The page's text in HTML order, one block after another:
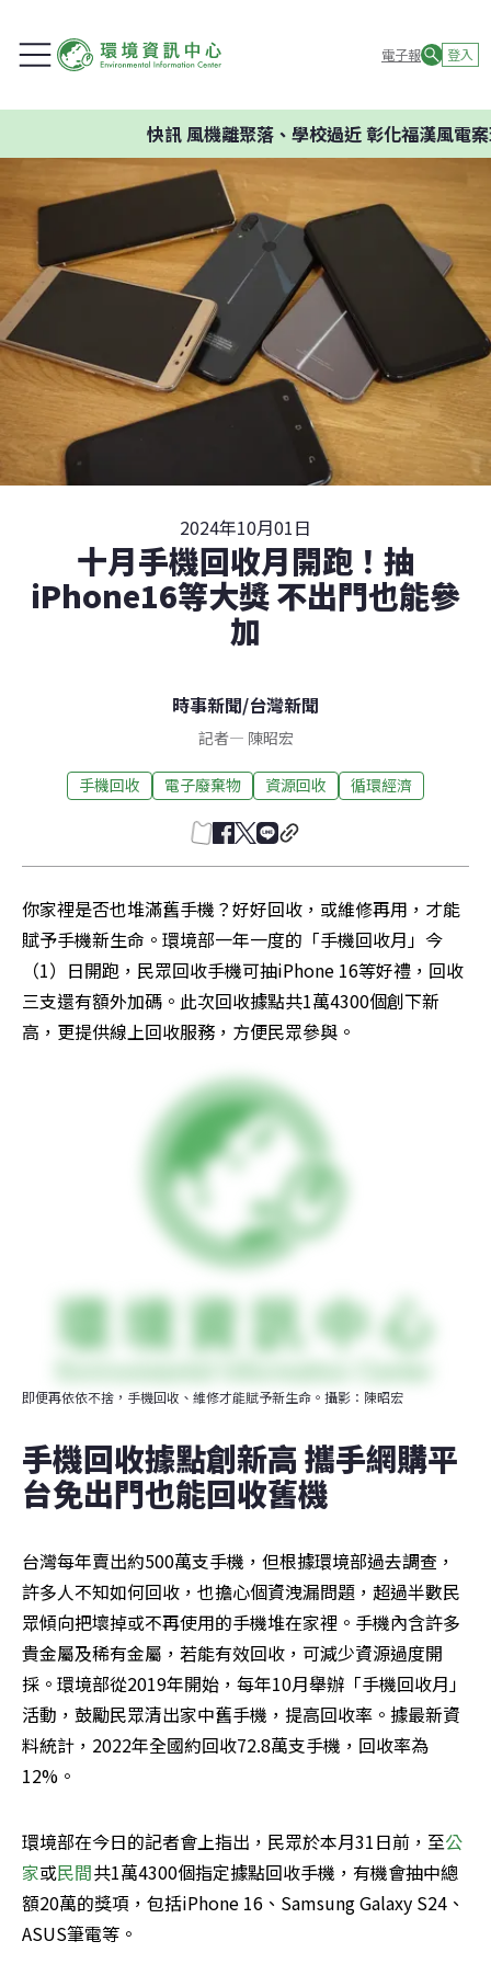
電子報 登入
風機離聚落、學校過近 彰化福漢風電案環
2024年10月01日
十月手機回收月開跑！抽
iPhone16等大獎 不出門也能參
加
時事新聞/台灣新聞
記者— 陳昭宏
手機回收 電子廢棄物 資源回收 循環經濟
你家裡是否也堆滿舊手機？好好回收，或維修再用，才能
賦予手機新生命。環境部一年一度的「手機回收月」今
（1）日開跑，民眾回收手機可抽iPhone 16等好禮，回收
三支還有額外加碼。此次回收據點共1萬4300個創下新
高，更提供線上回收服務，方便民眾參與。
即便再依依不捨，手機回收、維修才能賦予新生命。攝影：陳昭宏
手機回收據點創新高 攜手網購平
台免出門也能回收舊機
台灣每年賣出約500萬支手機，但根據環境部過去調查，
許多人不知如何回收，也擔心個資洩漏問題，超過半數民
眾傾向把壞掉或不再使用的手機堆在家裡。手機內含許多
貴金屬及稀有金屬，若能有效回收，可減少資源過度開
採。環境部從2019年開始，每年10月舉辦「手機回收月」
活動，鼓勵民眾清出家中舊手機，提高回收率。據最新資
料統計，2022年全國約回收72.8萬支手機，回收率為
12%。
環境部在今日的記者會上指出，民眾於本月31日前，至公
家或民間共1萬4300個指定據點回收手機，有機會抽中總
額20萬的獎項，包括iPhone 16、Samsung Galaxy S24、
ASUS筆電等。